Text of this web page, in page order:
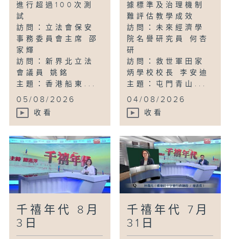
進行超過100次測
試
訪問：立法會保安
事務委員會主席 邵
家輝
訪問：新界北立法
會議員 姚銘
主題：香港船東...
05/08/2026
收看
據標準及治理機制
難評估教學成效
訪問：未來經濟學
院名譽研究員 何杏
研
訪問：救世軍田家
炳學校校長 李安迪
主題：屯門青山...
04/08/2026
收看
千禧年代 8月
3日
千禧年代 7月
31日